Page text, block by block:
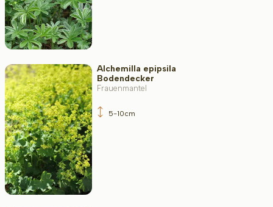
Blütenfarbe
Blütezeit
Blattfarbe
Widerstandsfähigkeit
Alchemilla epipsila
Bodendecker
Frauenmantel
5-10cm